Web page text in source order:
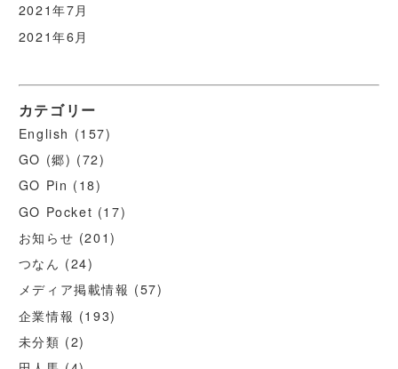
2021年7月
2021年6月
カテゴリー
English (157)
GO (郷) (72)
GO Pin (18)
GO Pocket (17)
お知らせ (201)
つなん (24)
メディア掲載情報 (57)
企業情報 (193)
未分類 (2)